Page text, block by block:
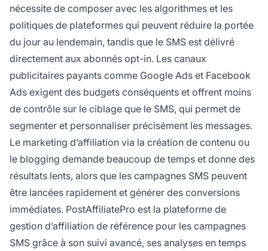
nécessite de composer avec les algorithmes et les
politiques de plateformes qui peuvent réduire la portée
du jour au lendemain, tandis que le SMS est délivré
directement aux abonnés opt-in. Les canaux
publicitaires payants comme Google Ads et Facebook
Ads exigent des budgets conséquents et offrent moins
de contrôle sur le ciblage que le SMS, qui permet de
segmenter et personnaliser précisément les messages.
Le marketing d’affiliation via la création de contenu ou
le blogging demande beaucoup de temps et donne des
résultats lents, alors que les campagnes SMS peuvent
être lancées rapidement et générer des conversions
immédiates. PostAffiliatePro est la plateforme de
gestion d’affiliation de référence pour les campagnes
SMS grâce à son suivi avancé, ses analyses en temps